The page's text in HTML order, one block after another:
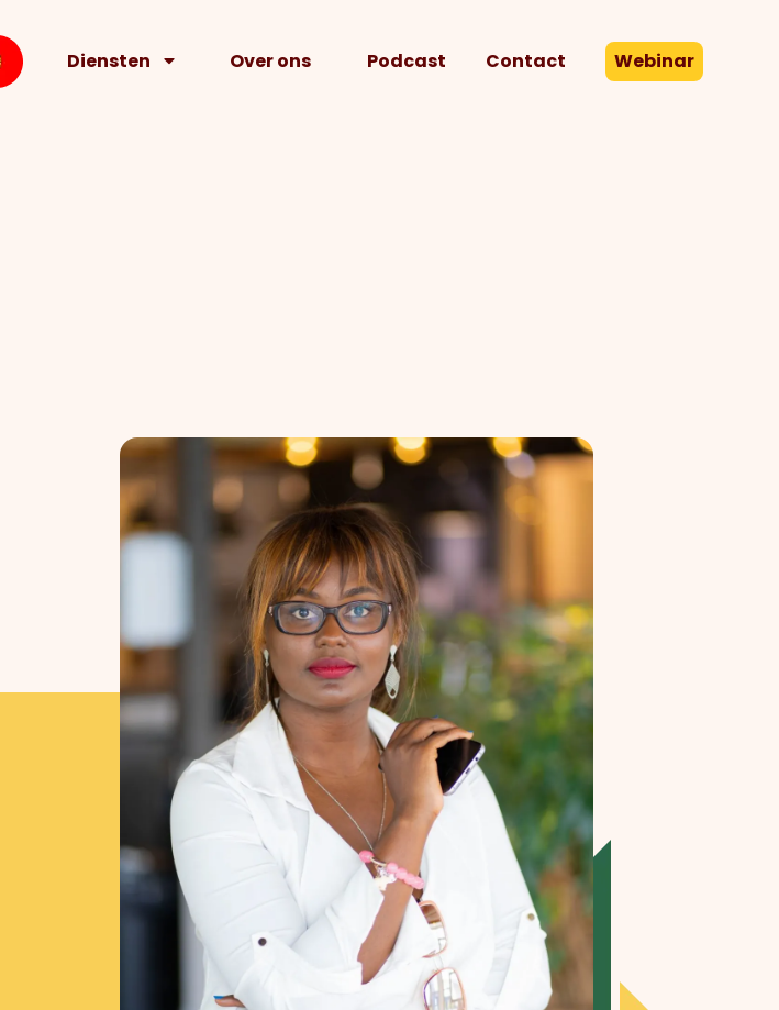
Diensten Over ons Podcast Contact Webinar